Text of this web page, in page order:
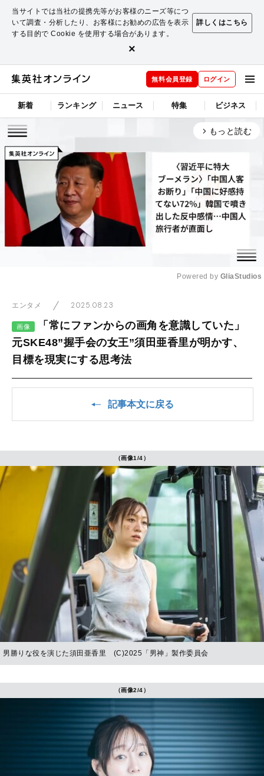
当サイトでは当社の提携先等がお客様のニーズ等につ
いて調査・分析したり、お客様にお勧めの広告を表示
する目的で Cookie を使用する場合があります。
詳しくはこちら
×
無料会員登録 ログイン
新着 ランキング ニュース 特集 ビジネス
arrow_forward_ios もっと読む
Powered by GliaStudios
エンタメ 2025.08.23
画像
「常にファンからの画角を意識していた」
元SKE48”握手会の女王”須田亜香里が明かす、
目標を現実にする思考法
記事本文に戻る
（画像1/4）
男勝りな役を演じた須田亜香里 (C)2025「男神」製作委員会
（画像2/4）